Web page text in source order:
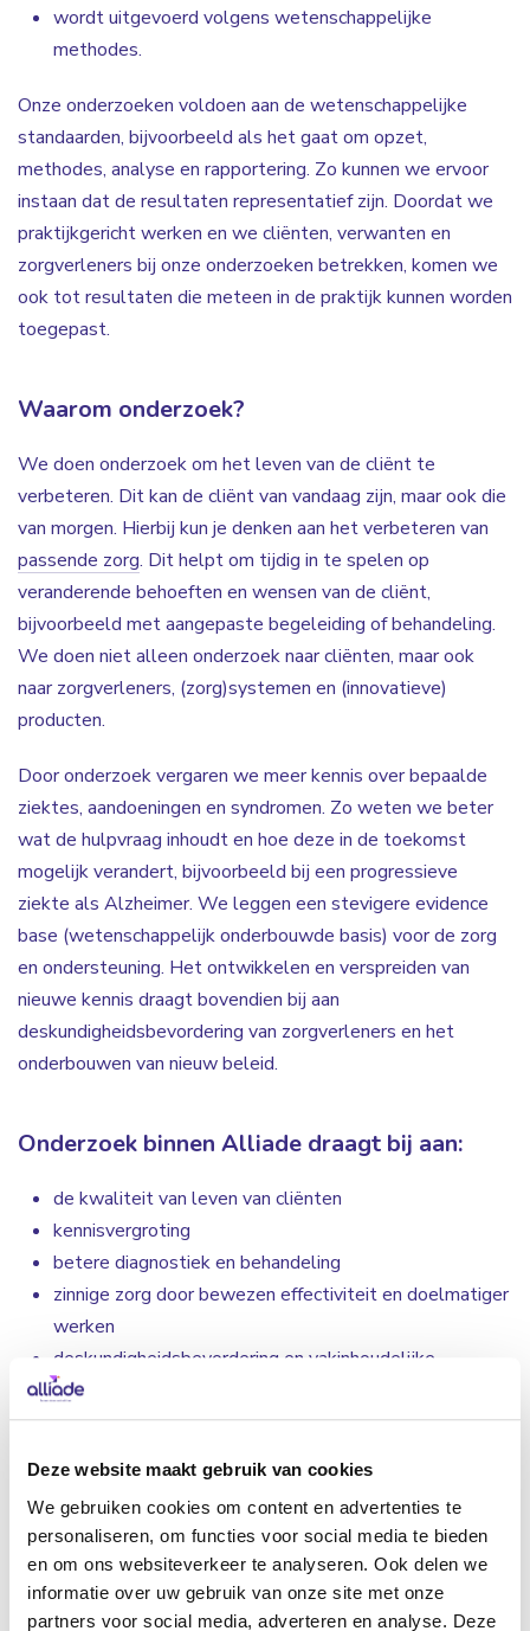
Deze website maakt gebruik van cookies
We gebruiken cookies om content en advertenties te
personaliseren, om functies voor social media te bieden
en om ons websiteverkeer te analyseren. Ook delen we
informatie over uw gebruik van onze site met onze
partners voor social media, adverteren en analyse. Deze
wordt uitgevoerd volgens wetenschappelijke
methodes.
Onze onderzoeken voldoen aan de wetenschappelijke
standaarden, bijvoorbeeld als het gaat om opzet,
methodes, analyse en rapportering. Zo kunnen we ervoor
instaan dat de resultaten representatief zijn. Doordat we
praktijkgericht werken en we cliënten, verwanten en
zorgverleners bij onze onderzoeken betrekken, komen we
ook tot resultaten die meteen in de praktijk kunnen worden
toegepast.
Waarom onderzoek?
We doen onderzoek om het leven van de cliënt te
verbeteren. Dit kan de cliënt van vandaag zijn, maar ook die
van morgen. Hierbij kun je denken aan het verbeteren van
passende zorg. Dit helpt om tijdig in te spelen op
veranderende behoeften en wensen van de cliënt,
bijvoorbeeld met aangepaste begeleiding of behandeling.
We doen niet alleen onderzoek naar cliënten, maar ook
naar zorgverleners, (zorg)systemen en (innovatieve)
producten.
Door onderzoek vergaren we meer kennis over bepaalde
ziektes, aandoeningen en syndromen. Zo weten we beter
wat de hulpvraag inhoudt en hoe deze in de toekomst
mogelijk verandert, bijvoorbeeld bij een progressieve
ziekte als Alzheimer. We leggen een stevigere evidence
base (wetenschappelijk onderbouwde basis) voor de zorg
en ondersteuning. Het ontwikkelen en verspreiden van
nieuwe kennis draagt bovendien bij aan
deskundigheidsbevordering van zorgverleners en het
onderbouwen van nieuw beleid.
Onderzoek binnen Alliade draagt bij aan:
de kwaliteit van leven van cliënten
kennisvergroting
betere diagnostiek en behandeling
zinnige zorg door bewezen effectiviteit en doelmatiger
werken
deskundigheidsbevordering en vakinhoudelijke
verdieping
keuzes voor beleid op basis van wetenschappelijke
Werkwijze